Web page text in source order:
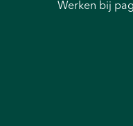
Werken bij